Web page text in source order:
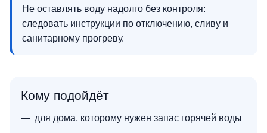
Не оставлять воду надолго без контроля:
следовать инструкции по отключению, сливу и
санитарному прогреву.
Кому подойдёт
для дома, которому нужен запас горячей воды